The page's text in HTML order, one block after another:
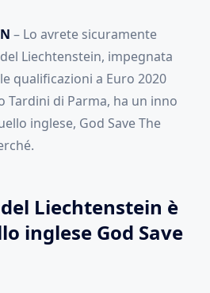
– Lo avrete sicuramente
Liechtenstein, impegnata
qualificazioni a Euro 2020
Tardini di Parma, ha un inno
inglese, God Save The
Liechtenstein è
inglese God Save